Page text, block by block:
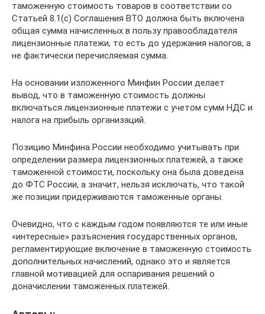
таможенную стоимость товаров в соответствии со
Статьей 8.1(c) Соглашения ВТО должна быть включена
общая сумма начисленных в пользу правообладателя
лицензионные платежи, то есть до удержания налогов, а
не фактически перечисляемая сумма.
На основании изложенного Минфин России делает
вывод, что в таможенную стоимость должны
включаться лицензионные платежи с учетом сумм НДС и
налога на прибыль организаций.
Позицию Минфина России необходимо учитывать при
определении размера лицензионных платежей, а также
таможенной стоимости, поскольку она была доведена
до ФТС России, а значит, нельзя исключать, что такой
же позиции придерживаются таможенные органы.
Очевидно, что с каждым годом появляются те или иные
«интересные» разъяснения государственных органов,
регламентирующие включение в таможенную стоимость
дополнительных начислений, однако это и является
главной мотивацией для оспаривания решений о
доначислении таможенных платежей.